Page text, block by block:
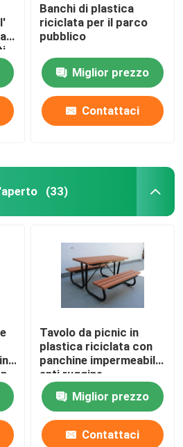
Banchi di plastica
riciclata per il parco
pubblico
Miglior prezzo
Contattaci
(33)
Tavolo da picnic in
plastica riciclata con
panchine impermeabile
anti ruggine
Miglior prezzo
Contattaci